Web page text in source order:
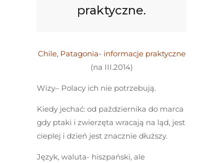
praktyczne.
Chile, Patagonia- informacje praktyczne
(na III.2014)
Wizy– Polacy ich nie potrzebują.
Kiedy jechać: od października do marca
gdy ptaki i zwierzęta wracają na ląd, jest
cieplej i dzień jest znacznie dłuższy.
Język, waluta- hiszpański, ale